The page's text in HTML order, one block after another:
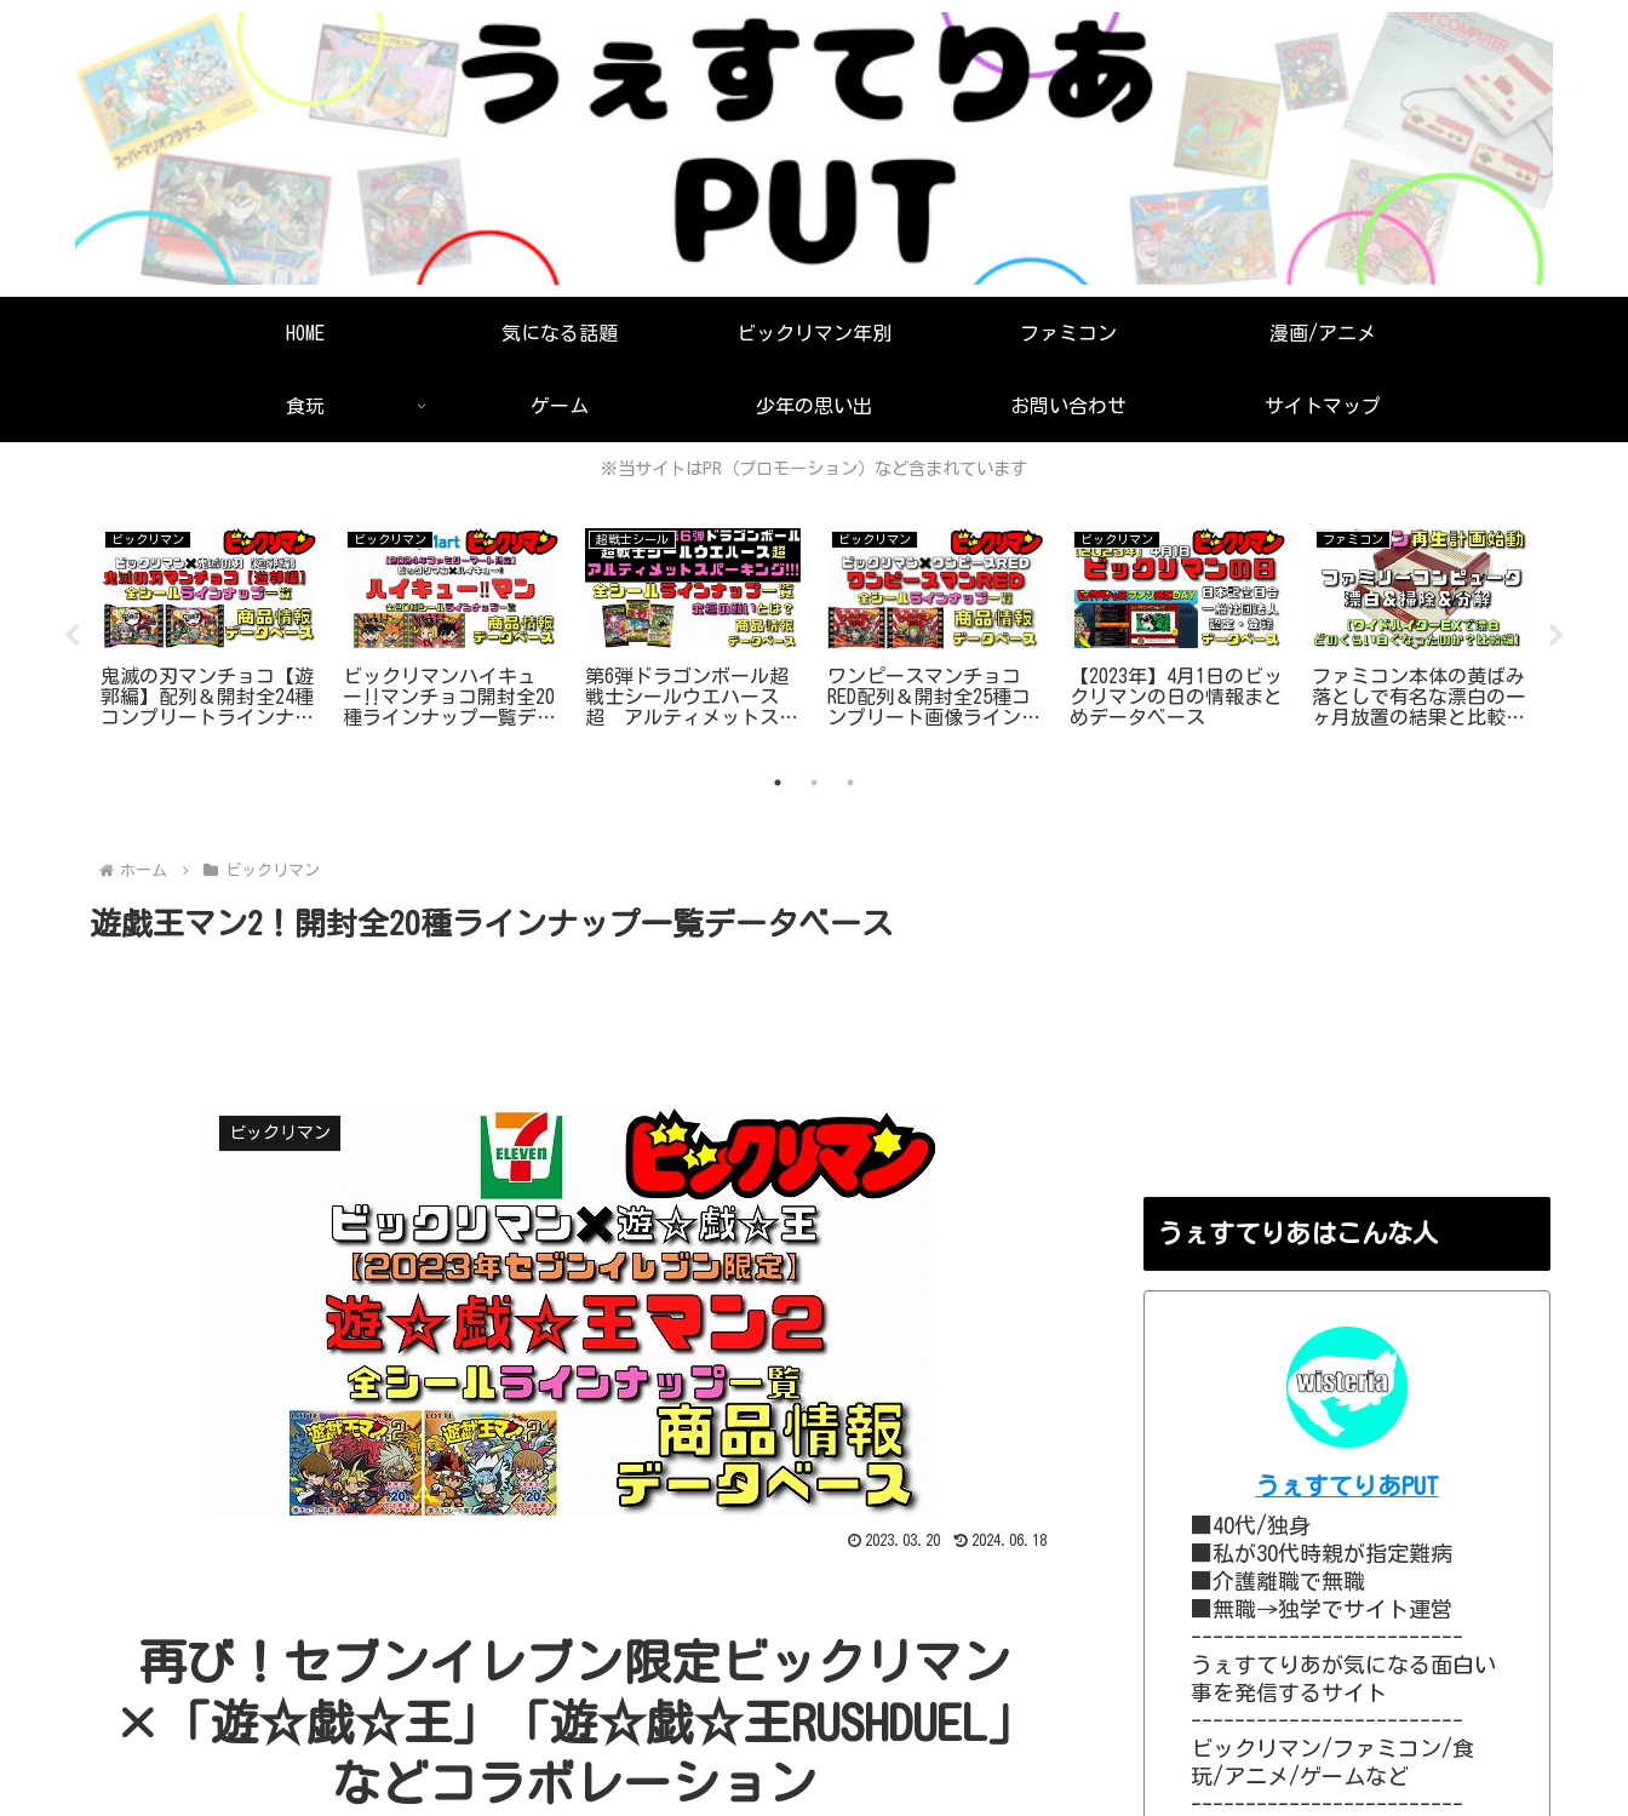
HOME 気になる話題 ビックリマン年別 ファミコン 漫画/アニメ
食玩 ゲーム 少年の思い出 お問い合わせ サイトマップ
※当サイトはPR（プロモーション）など含まれています
ビックリマン
鬼滅の刃マンチョコ【遊
郭編】配列＆開封全24種
コンプリートラインナッ
ビックリマン
ビックリマンハイキュ
ー‼マンチョコ開封全20
種ラインナップ一覧デー
超戦士シール
第6弾ドラゴンボール超
戦士シールウエハース
超 アルティメットスパ
ビックリマン
ワンピースマンチョコ
RED配列＆開封全25種コ
ンプリート画像ラインナ
ビックリマン
【2023年】4月1日のビッ
クリマンの日の情報まと
めデータベース
ファミコン
ファミコン本体の黄ばみ
落としで有名な漂白の一
ヶ月放置の結果と比較画
ホーム ビックリマン
遊戯王マン2！開封全20種ラインナップ一覧データベース
ビックリマン
2023.03.20 2024.06.18
再び！セブンイレブン限定ビックリマン
×「遊☆戯☆王」「遊☆戯☆王RUSHDUEL」
などコラボレーション
うぇすてりあはこんな人
うぇすてりあPUT
■40代/独身
■私が30代時親が指定難病
■介護離職で無職
■無職→独学でサイト運営
-------------------------
うぇすてりあが気になる面白い
事を発信するサイト
-------------------------
ビックリマン/ファミコン/食
玩/アニメ/ゲームなど
-------------------------